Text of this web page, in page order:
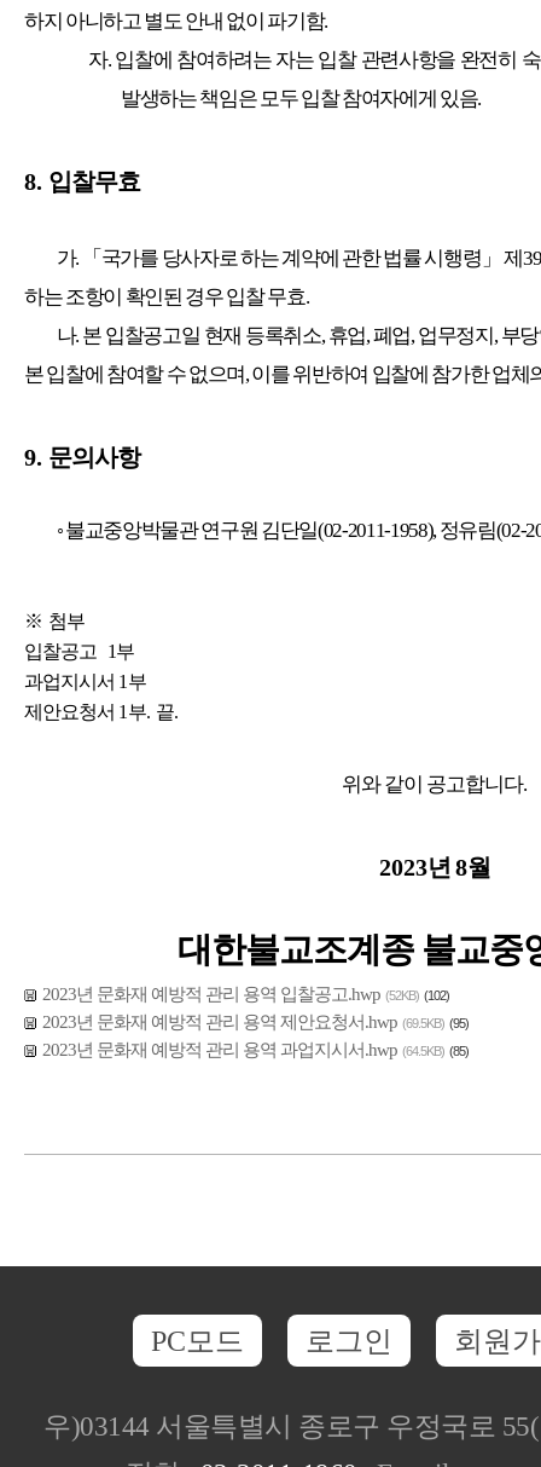
하지 아니하고 별도 안내 없이 파기함.
자. 입찰에 참여하려는 자는 입찰 관련사항을 완전히
발생하는 책임은 모두 입찰 참여자에게 있음.
8. 입찰무효
가. 「 국가를 당사자로 하는 계약에 관한 법률 시행령 」제39
하는 조항이 확인된 경우 입찰 무효.
나. 본 입찰공고일 현재 등록취소, 휴업,폐업, 업무정지, 부
본 입찰에 참여할 수 없으며,이를 위반하여 입찰에 참가한 업체
9. 문의사항
◦불교중앙박물관 연구원 김단일(02-2011-1958), 정유림(02-
※ 첨부
입찰공고 1부
과업지시서 1 부
제안요청서 1 부. 끝.
위와 같이 공고합니다.
2023년 8월
대한불교조계종 불교중
2023년 문화재 예방적 관리 용역 입찰공고.hwp (52KB) (102)
2023년 문화재 예방적 관리 용역 제안요청서.hwp (69.5KB) (95)
2023년 문화재 예방적 관리 용역 과업지시서.hwp (64.5KB) (85)
PC모드 로그인 회원
우)03144 서울특별시 종로구 우정국로